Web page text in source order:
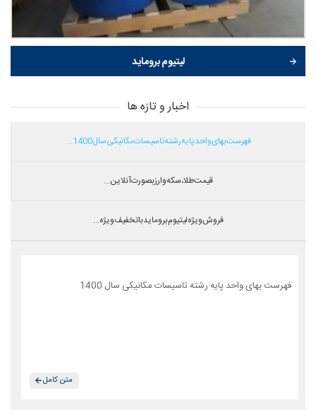
لیتیوم بروماید
اخبار و تازه ها
فهرست بهای واحد پایه رشته تاسیسات مکانیکی سال 1400...
قیمت طلا،سکه و ارز بصورت آنلاین...
فروش ویژه لیتیوم بروماید با تخفیف ویژه...
فهرست بهای واحد پایه رشته تاسیسات مکانیکی سال 1400
متن کامل